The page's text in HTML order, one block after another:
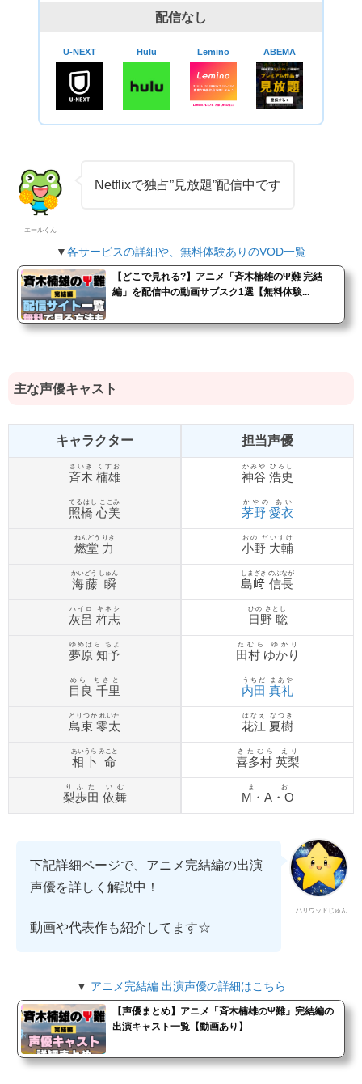
配信なし
U-NEXT Hulu Lemino ABEMA
エールくん
Netflixで独占”見放題”配信中です
▼各サービスの詳細や、無料体験ありのVOD一覧
【どこで見れる?】アニメ「斉木楠雄のΨ難 完結
編」を配信中の動画サブスク1選【無料体験...
主な声優キャスト
キャラクター 担当声優
斉木 楠雄
さいき くすお
神谷 浩史
かみや ひろし
照橋 心美
てるはし ここみ
茅野 愛衣
かやの あい
燃堂 力
ねんどう りき
小野 大輔
おの だいすけ
海藤 瞬
かいどう しゅん
島﨑 信長
しまざき のぶなが
灰呂 杵志
ハイロ キネシ
日野 聡
ひの さとし
夢原 知予
ゆめはら ちよ
田村 ゆかり
たむら ゆかり
目良 千里
めら ちさと
内田 真礼
うちだ まあや
鳥束 零太
とりつか れいた
花江 夏樹
はなえ なつき
相卜 命
あいうら みこと
喜多村 英梨
きたむら えり
梨歩田 依舞
りふた いむ
M・A・O
まお
ハリウッドじゅん
下記詳細ページで、アニメ完結編の出演
声優を詳しく解説中！
動画や代表作も紹介してます☆
▼ アニメ完結編 出演声優の詳細はこちら
【声優まとめ】アニメ「斉木楠雄のΨ難」完結編の
出演キャスト一覧【動画あり】